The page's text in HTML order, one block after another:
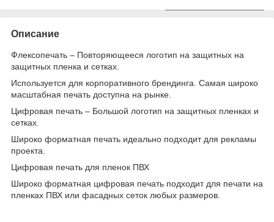
Описание
Флексопечать – Повторяющееся логотип на защитных на
защитных пленка и сетках.
Используется для корпоративного брендинга. Самая широко
масштабная печать доступна на рынке.
Цифровая печать – Большой логотип на защитных пленках и
сетках.
Широко форматная печать идеально подходит для рекламы
проекта.
Цифровая печать для пленок ПВХ
Широко форматная цифровая печать подходит для печати на
пленках ПВХ или фасадных сеток любых размеров.